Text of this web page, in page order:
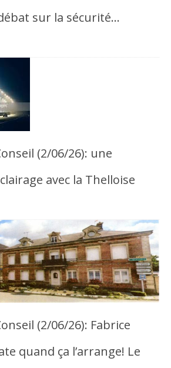
sur la sécurité…
(2/06/26): une
avec la Thelloise
(2/06/26): Fabrice
quand ça l’arrange! Le